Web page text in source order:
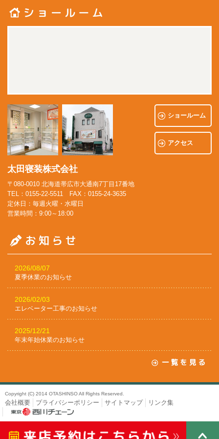
ショールーム
アクセス
太田寝装株式会社
〒080-0010 北海道帯広市大通南7丁目17番地
TEL：0155-22-5511 FAX：0155-24-3635
定休日：毎週火曜・水曜日
営業時間：9:00～18:00
2026/08/07
夏季休業のお知らせ
2026/02/03
エレベーター工事のお知らせ
2025/12/21
年末年始休業のお知らせ
Copyright (C) 2014 OTASHINSO All Rights Reserved.
会社概要 プライバシーポリシー サイトマップ リンク集